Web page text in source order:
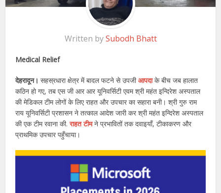
Written bySubodh Bhatt
Medical Relief
देहरादून।सहस्रधारा क्षेत्र में बादल फटने से उपजीआपदाके बीच जब हालात
कठिन हो गए, तब एस जी आर आर यूनिवर्सिटी एवम श्री महंत इन्दिरेश अस्पताल
की मेडिकल टीम लोगों के लिए राहत और उपचार का सहारा बनी। श्री गुरु राम
राय यूनिवर्सिटी प्रशासन ने तत्काल आदेश जारी कर श्री महंत इन्दिरेश अस्पताल
की एक टीम रवाना की.राहत टीमने प्रभावितों तक दवाइयाँ, टीकाकरण और
प्राथमिक उपचार पहुँचाया।